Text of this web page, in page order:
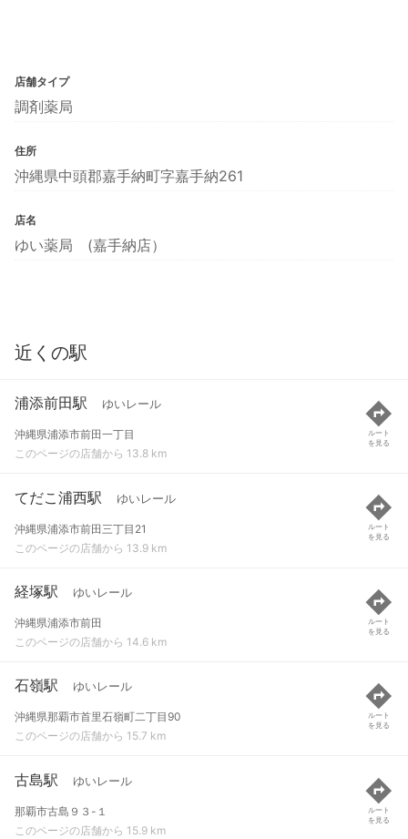
店舗タイプ
調剤薬局
住所
沖縄県中頭郡嘉手納町字嘉手納261
店名
ゆい薬局 (嘉手納店）
近くの駅
浦添前田駅 ゆいレール
沖縄県浦添市前田一丁目
このページの店舗から 13.8 km
ルート
を見る
てだこ浦西駅 ゆいレール
沖縄県浦添市前田三丁目21
このページの店舗から 13.9 km
ルート
を見る
経塚駅 ゆいレール
沖縄県浦添市前田
このページの店舗から 14.6 km
ルート
を見る
石嶺駅 ゆいレール
沖縄県那覇市首里石嶺町二丁目90
このページの店舗から 15.7 km
ルート
を見る
古島駅 ゆいレール
那覇市古島９３-１
このページの店舗から 15.9 km
ルート
を見る